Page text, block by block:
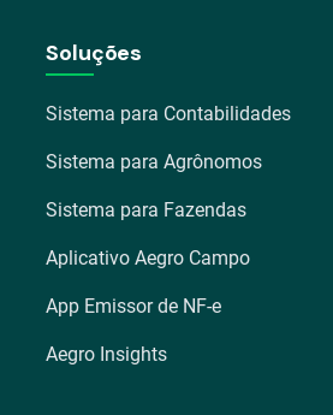
Soluções
Sistema para Contabilidades
Sistema para Agrônomos
Sistema para Fazendas
Aplicativo Aegro Campo
App Emissor de NF-e
Aegro Insights